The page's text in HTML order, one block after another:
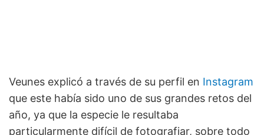
Veunes explicó a través de su perfil en Instagram
que este había sido uno de sus grandes retos del
año, ya que la especie le resultaba
particularmente difícil de fotografiar, sobre todo